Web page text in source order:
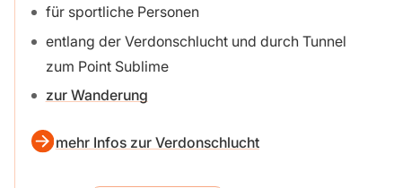
für sportliche Personen
entlang der Verdonschlucht und durch Tunnel
zum Point Sublime
zur Wanderung
mehr Infos zur Verdonschlucht